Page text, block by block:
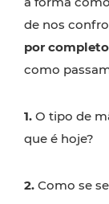
de nos
por
como
1. O tipo de
que é hoje?
2. Como se